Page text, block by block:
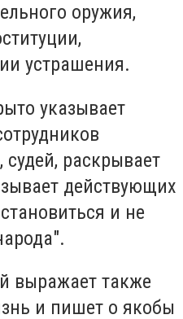
оружия,
устрашения.
указывает
раскрывает
действующих
и не
выражает также
и пишет о якобы